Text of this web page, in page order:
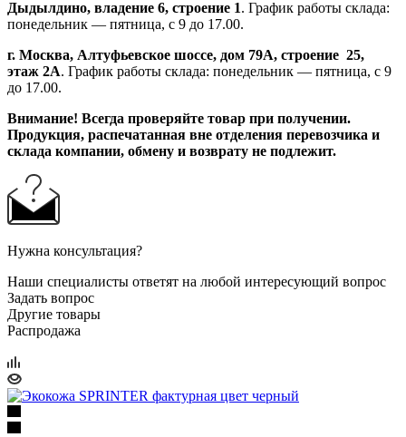
Дыдылдино, владение 6, строение 1. График работы склада:
понедельник — пятница, с 9 до 17.00.
г. Москва, Алтуфьевское шоссе, дом 79А, строение 25,
этаж 2А. График работы склада: понедельник — пятница, с 9
до 17.00.
Внимание! Всегда проверяйте товар при получении.
Продукция, распечатанная вне отделения перевозчика и
склада компании, обмену и возврату не подлежит.
Нужна консультация?
Наши специалисты ответят на любой интересующий вопрос
Задать вопрос
Другие товары
Распродажа